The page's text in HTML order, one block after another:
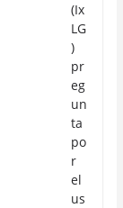
(Ix
LG
)
pr
eg
un
ta
po
r
el
us